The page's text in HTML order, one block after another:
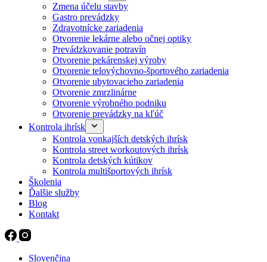
Zmena účelu stavby
Gastro prevádzky
Zdravotnícke zariadenia
Otvorenie lekárne alebo očnej optiky
Prevádzkovanie potravín
Otvorenie pekárenskej výroby
Otvorenie telovýchovno-športového zariadenia
Otvorenie ubytovacieho zariadenia
Otvorenie zmrzlinárne
Otvorenie výrobného podniku
Otvorenie prevádzky na kľúč
Kontrola ihrísk
Kontrola vonkajších detských ihrísk
Kontrola street workoutových ihrísk
Kontrola detských kútikov
Kontrola multišportových ihrísk
Školenia
Ďalšie služby
Blog
Kontakt
Slovenčina